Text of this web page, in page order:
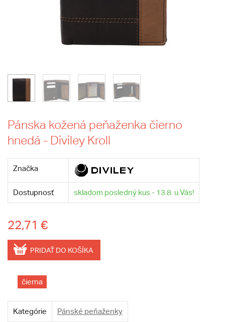
Pánska kožená peňaženka čierno
hnedá - Diviley Kroll
Značka
Dostupnosť skladom posledný kus - 13.8. u Vás!
22,71 €
PRIDAŤ DO KOŠÍKA
čierna
Kategórie Pánské peňaženky